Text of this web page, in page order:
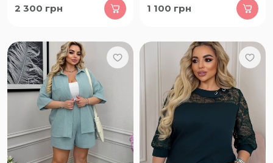
2 300 грн 1 100 грн